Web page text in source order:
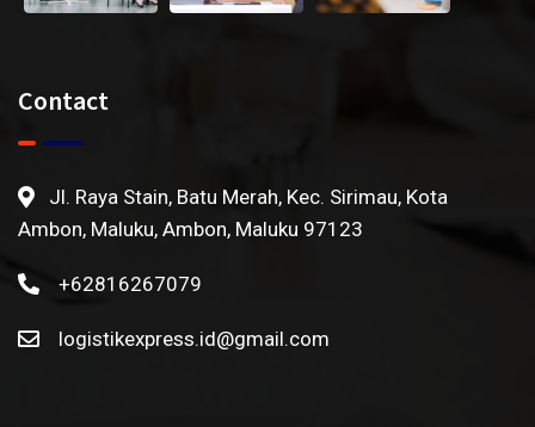
Contact
Jl. Raya Stain, Batu Merah, Kec. Sirimau, Kota
Ambon, Maluku, Ambon, Maluku 97123
+62816267079
logistikexpress.id@gmail.com